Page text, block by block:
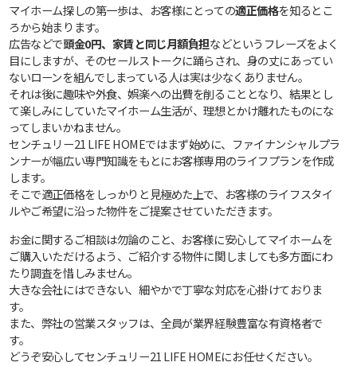
マイホーム探しの第一歩は、お客様にとっての適正価格を知るとこ
ろから始まります。
広告などで頭金0円、家賃と同じ月額負担などというフレーズをよく
目にしますが、そのセールストークに踊らされ、身の丈にあってい
ないローンを組んでしまっている人は実は少なくありません。
それは後に趣味や外食、娯楽への出費を削ることとなり、結果とし
て楽しみにしていたマイホーム生活が、理想とかけ離れたものにな
ってしまいかねません。
センチュリー21 LIFE HOMEではまず始めに、ファイナンシャルプラ
ンナーが幅広い専門知識をもとにお客様専用のライフプランを作成
します。
そこで適正価格をしっかりと見極めた上で、お客様のライフスタイ
ルやご希望に沿った物件をご提案させていただきます。
お金に関するご相談は勿論のこと、お客様に安心してマイホームを
ご購入いただけるよう、ご紹介する物件に関しましても多方面にわ
たり調査を惜しみません。
大きな会社にはできない、細やかで丁寧な対応を心掛けておりま
す。
また、弊社の営業スタッフは、全員が業界経験豊富な有資格者で
す。
どうぞ安心してセンチュリー21 LIFE HOMEにお任せください。